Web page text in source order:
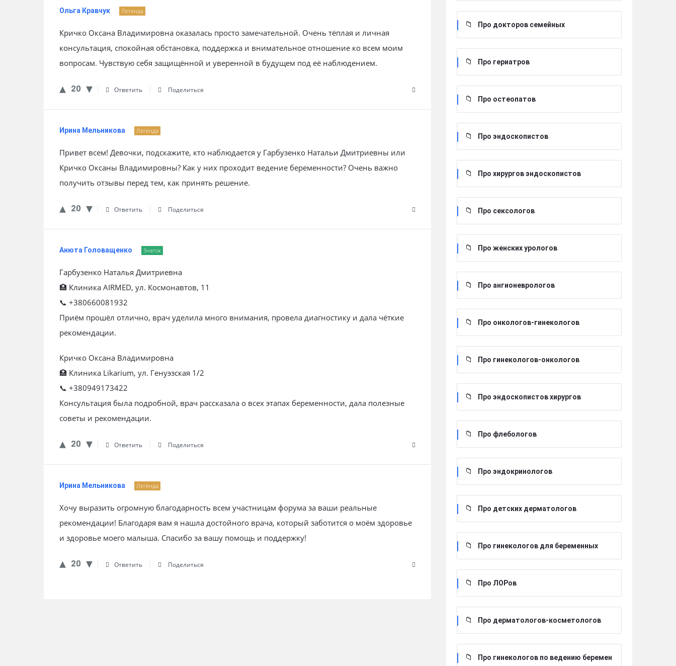
Ольга Кравчук Легенда
Кричко Оксана Владимировна оказалась просто замечательной. Очень тёплая и личная
консультация, спокойная обстановка, поддержка и внимательное отношение ко всем моим
вопросам. Чувствую себя защищённой и уверенной в будущем под её наблюдением.
20 Ответить Поделиться
Ирина Мельникова Легенда
Привет всем! Девочки, подскажите, кто наблюдается у Гарбузенко Натальи Дмитриевны или
Кричко Оксаны Владимировны? Как у них проходит ведение беременности? Очень важно
получить отзывы перед тем, как принять решение.
20 Ответить Поделиться
Анюта Головащенко Знаток
Гарбузенко Наталья Дмитриевна
🏥 Клиника AIRMED, ул. Космонавтов, 11
📞 +380660081932
Приём прошёл отлично, врач уделила много внимания, провела диагностику и дала чёткие
рекомендации.
Кричко Оксана Владимировна
🏥 Клиника Likarium, ул. Генуэзская 1/2
📞 +380949173422
Консультация была подробной, врач рассказала о всех этапах беременности, дала полезные
советы и рекомендации.
20 Ответить Поделиться
Ирина Мельникова Легенда
Хочу выразить огромную благодарность всем участницам форума за ваши реальные
рекомендации! Благодаря вам я нашла достойного врача, который заботится о моём здоровье
и здоровье моего малыша. Спасибо за вашу помощь и поддержку!
20 Ответить Поделиться
Про докторов семейных
Про гериатров
Про остеопатов
Про эндоскопистов
Про хирургов эндоскопистов
Про сексологов
Про женских урологов
Про ангионеврологов
Про онкологов-гинекологов
Про гинекологов-онкологов
Про эндоскопистов хирургов
Про флебологов
Про эндокринологов
Про детских дерматологов
Про гинекологов для беременных
Про ЛОРов
Про дерматологов-косметологов
Про гинекологов по ведению беремен